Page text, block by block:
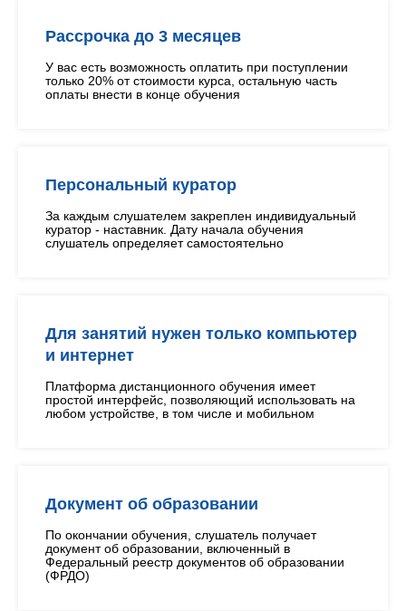
Рассрочка до 3 месяцев
У вас есть возможность оплатить при поступлении
только 20% от стоимости курса, остальную часть
оплаты внести в конце обучения
Персональный куратор
За каждым слушателем закреплен индивидуальный
куратор - наставник. Дату начала обучения
слушатель определяет самостоятельно
Для занятий нужен только компьютер
и интернет
Платформа дистанционного обучения имеет
простой интерфейс, позволяющий использовать на
любом устройстве, в том числе и мобильном
Документ об образовании
По окончании обучения, слушатель получает
документ об образовании, включенный в
Федеральный реестр документов об образовании
(ФРДО)